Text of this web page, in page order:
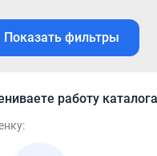
Показать фильтры
работу